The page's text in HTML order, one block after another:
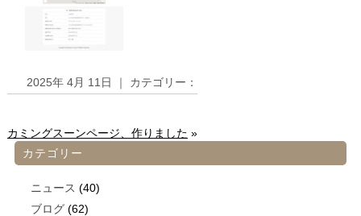
2025年 4月 11日 ｜ カテゴリー：
カミングスーンページ、作りました »
カテゴリー
ニュース (40)
ブログ(62)